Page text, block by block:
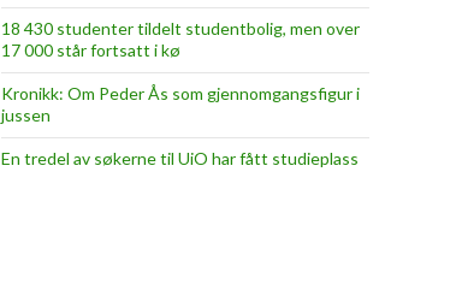
18 430 studenter tildelt studentbolig, men over
17 000 står fortsatt i kø
Kronikk: Om Peder Ås som gjennomgangsfigur i
jussen
En tredel av søkerne til UiO har fått studieplass